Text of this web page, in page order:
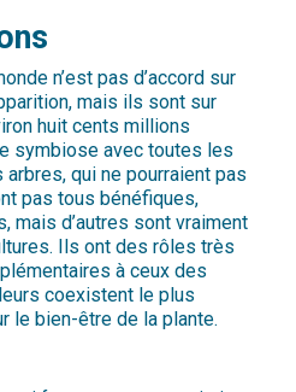
n’est pas d’accord sur
mais ils sont sur
huit cents millions
symbiose avec toutes les
qui ne pourraient pas
pas tous bénéfiques,
mais d’autres sont vraiment
Ils ont des rôles très
à ceux des
coexistent le plus
le bien-être de la plante.